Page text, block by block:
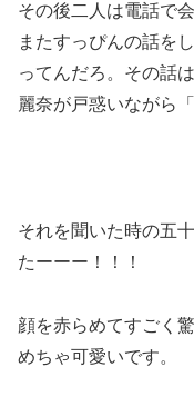
その後二人は電話で会
またすっぴんの話を
ってんだろ。その話
麗奈が戸惑いながら
それを聞いた時の五
たーーー！！！
顔を赤らめてすごく
めちゃ可愛いです。